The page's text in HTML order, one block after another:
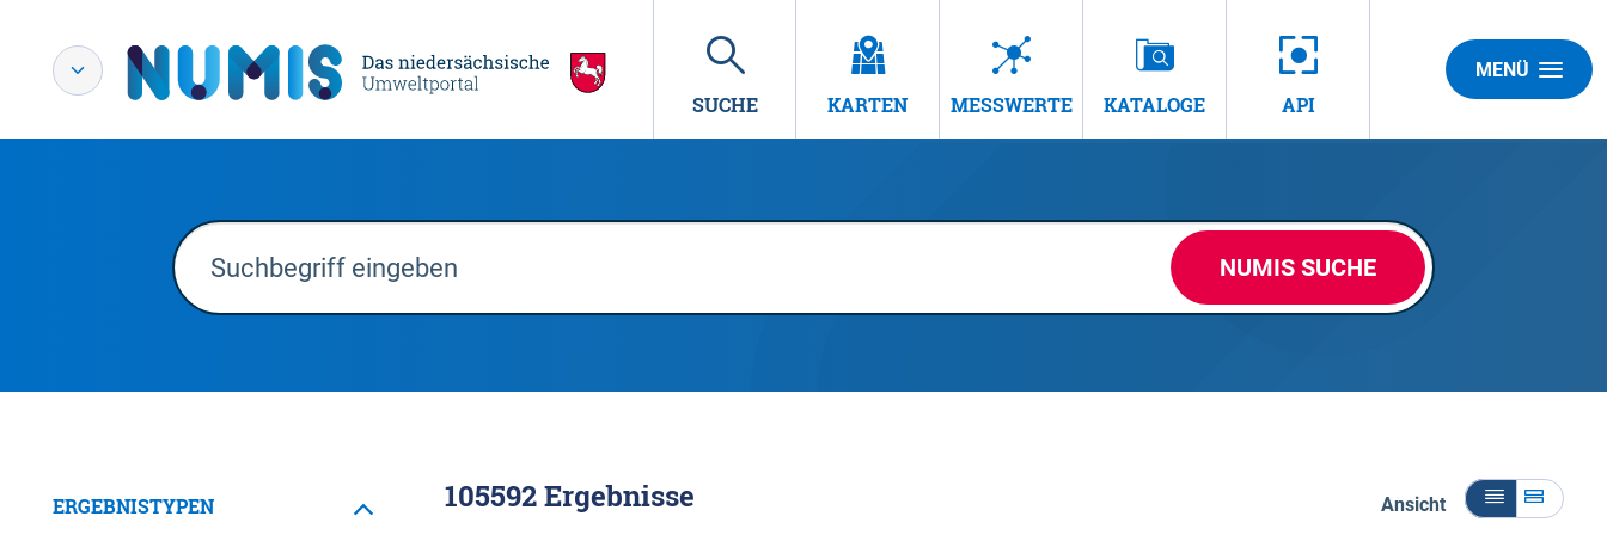
SUCHE KARTEN MESSWERTE KATALOGE API
MENÜ
NUMIS SUCHE
ERGEBNISTYPEN 105592Ergebnisse Ansicht